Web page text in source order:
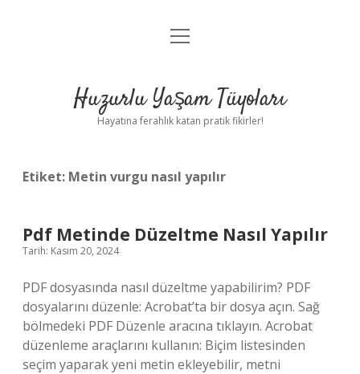
Anasayfa
Yasal Uyarı
menüyü
Huzurlu Yaşam Tüyoları
Hayatına ferahlık katan pratik fikirler!
Etiket: Metin vurgu nasıl yapılır
Pdf Metinde Düzeltme Nasıl Yapılır
Tarih: Kasım 20, 2024
PDF dosyasında nasıl düzeltme yapabilirim? PDF
dosyalarını düzenle: Acrobat’ta bir dosya açın. Sağ
bölmedeki PDF Düzenle aracına tıklayın. Acrobat
düzenleme araçlarını kullanın: Biçim listesinden
seçim yaparak yeni metin ekleyebilir, metni